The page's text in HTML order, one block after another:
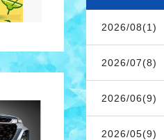
2026/08(1)
2026/07(8)
2026/06(9)
2026/05(9)